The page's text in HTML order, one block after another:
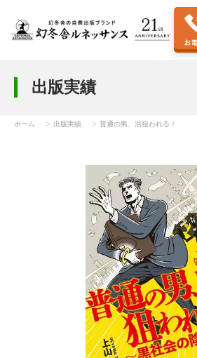
出版実績
ホーム 出版実績 普通の男、浩狙われる！